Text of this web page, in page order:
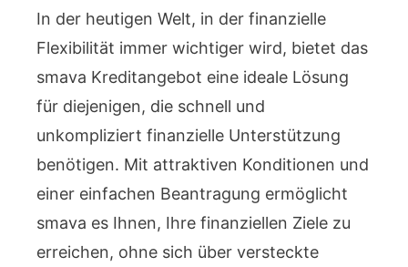
In der heutigen Welt, in der finanzielle
Flexibilität immer wichtiger wird, bietet das
smava Kreditangebot eine ideale Lösung
für diejenigen, die schnell und
unkompliziert finanzielle Unterstützung
benötigen. Mit attraktiven Konditionen und
einer einfachen Beantragung ermöglicht
smava es Ihnen, Ihre finanziellen Ziele zu
erreichen, ohne sich über versteckte